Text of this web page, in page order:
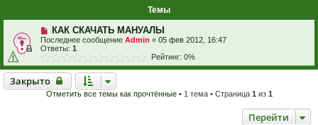
Темы
КАК СКАЧАТЬ МАНУАЛЫ
Последнее сообщение Admin « 05 фев 2012, 16:47
Ответы: 1
Рейтинг: 0%
Закрыто
Закрыто
Отметить все темы как прочтённые• 1 тема • Страница 1 из 1
Перейти